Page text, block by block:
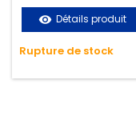
vos chargements
très résistante aux
n'absorbe pas l'eau.
visibility Détails produit
Rupture de stock